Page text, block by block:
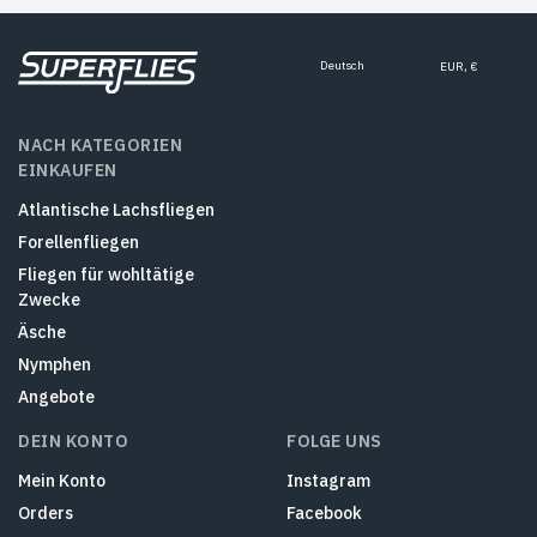
Deutsch EUR, €
NACH KATEGORIEN
EINKAUFEN
Atlantische Lachsfliegen
Forellenfliegen
Fliegen für wohltätige
Zwecke
Äsche
Nymphen
Angebote
DEIN KONTO
Mein Konto
Orders
FOLGE UNS
Instagram
Facebook